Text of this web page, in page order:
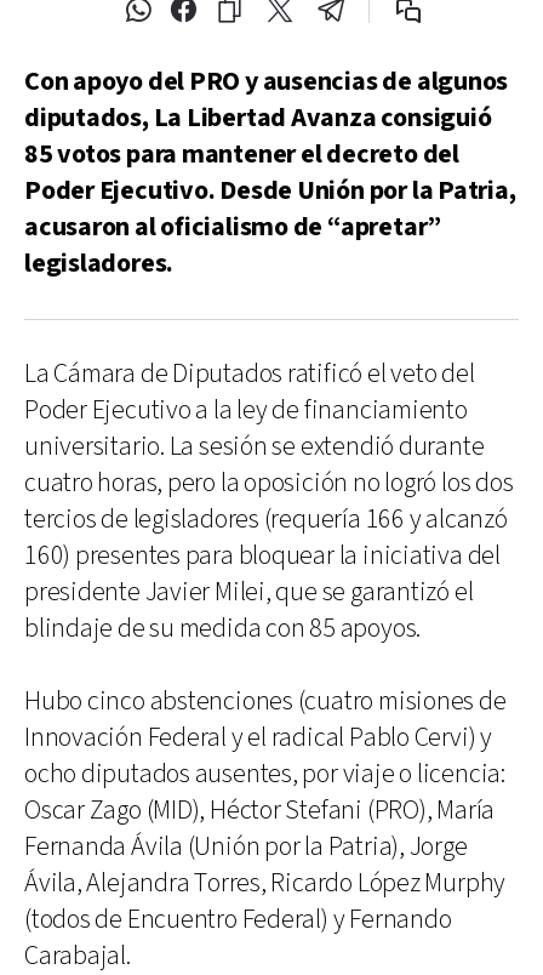
Con apoyo del PRO y ausencias de algunos
diputados, La Libertad Avanza consiguió
85 votos para mantener el decreto del
Poder Ejecutivo. Desde Unión por la Patria,
acusaron al oficialismo de “apretar”
legisladores.
La Cámara de Diputados ratificó el veto del
Poder Ejecutivo a la ley de financiamiento
universitario. La sesión se extendió durante
cuatro horas, pero la oposición no logró los dos
tercios de legisladores (requería 166 y alcanzó
160) presentes para bloquear la iniciativa del
presidente Javier Milei, que se garantizó el
blindaje de su medida con 85 apoyos.
Hubo cinco abstenciones (cuatro misiones de
Innovación Federal y el radical Pablo Cervi) y
ocho diputados ausentes, por viaje o licencia:
Oscar Zago (MID), Héctor Stefani (PRO), María
Fernanda Ávila (Unión por la Patria), Jorge
Ávila, Alejandra Torres, Ricardo López Murphy
(todos de Encuentro Federal) y Fernando
Carabajal.